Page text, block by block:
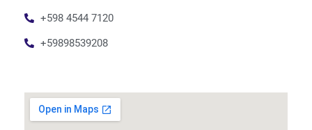
+598 4544 7120
+59898539208